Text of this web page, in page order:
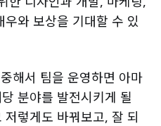
와 보상을 기대할 수 있
해서 팀을 운영하면 아마
분야를 발전시키게 될
렇게도 바꿔보고, 잘 되